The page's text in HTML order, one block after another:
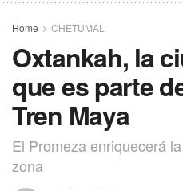
Home CHETUMAL
Oxtankah, la
que es parte
Tren Maya
El Promeza enriquecerá
zona